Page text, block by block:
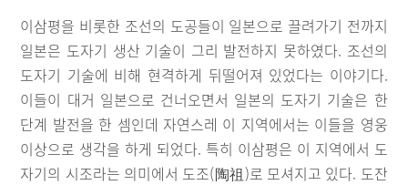
이삼평을 비롯한 조선의 도공들이 일본으로 끌려가기 전까지
일본은 도자기 생산 기술이 그리 발전하지 못하였다. 조선의
도자기 기술에 비해 현격하게 뒤떨어져 있었다는 이야기다.
이들이 대거 일본으로 건너오면서 일본의 도자기 기술은 한
단계 발전을 한 셈인데 자연스레 이 지역에서는 이들을 영웅
이상으로 생각을 하게 되었다. 특히 이삼평은 이 지역에서 도
자기의 시조라는 의미에서 도조(陶祖)로 모셔지고 있다. 도잔